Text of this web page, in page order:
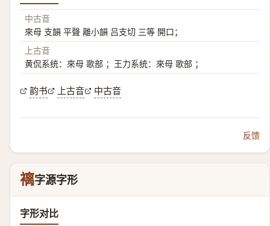
中古音
來母 支韻 平聲 離小韻 吕支切 三等 開口；
上古音
黄侃系统：來母 歌部 ；王力系统：來母 歌部 ；
韵书 上古音 中古音
反馈
褵字源字形
字形对比